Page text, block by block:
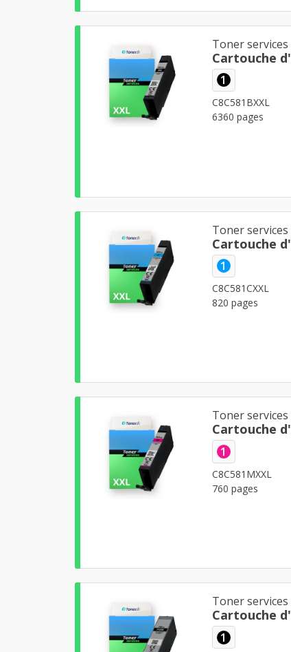
Toner services
Cartouche
1
C8C581BXXL
6360 pages
Toner services
Cartouche
1
C8C581CXXL
820 pages
Toner services
Cartouche
1
C8C581MXXL
760 pages
Toner services
Cartouche
1